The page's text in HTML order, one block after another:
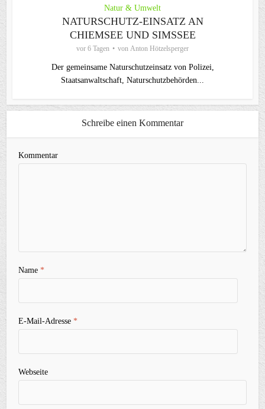
Natur & Umwelt
NATURSCHUTZ-EINSATZ AN
CHIEMSEE UND SIMSSEE
vor 6 Tagen von Anton Hötzelsperger
Der gemeinsame Naturschutzeinsatz von Polizei,
Staatsanwaltschaft, Naturschutzbehörden...
Schreibe einen Kommentar
Kommentar
Name*
E-Mail-Adresse*
Webseite